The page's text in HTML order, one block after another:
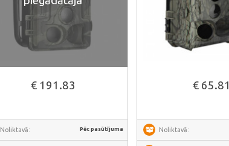
€ 191.83
Noliktavā: Pēc pasūtījuma
€ 65.81
Noliktavā: